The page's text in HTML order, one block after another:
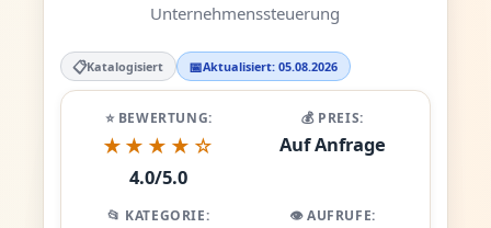
Unternehmenssteuerung
📋Katalogisiert 📅Aktualisiert: 05.08.2026
⭐ BEWERTUNG:
★★★★☆
4.0/5.0
💰 PREIS:
Auf Anfrage
📂 KATEGORIE: 👁️ AUFRUFE: